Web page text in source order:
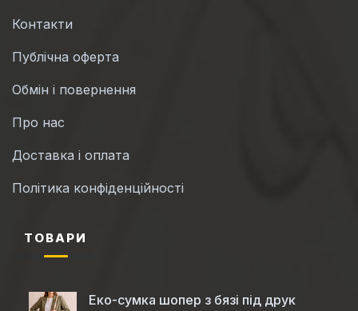
Контакти
Публічна оферта
Обмін і повернення
Про нас
Доставка і оплата
Політика конфіденційності
ТОВАРИ
Еко-сумка шопер з бязі під друк